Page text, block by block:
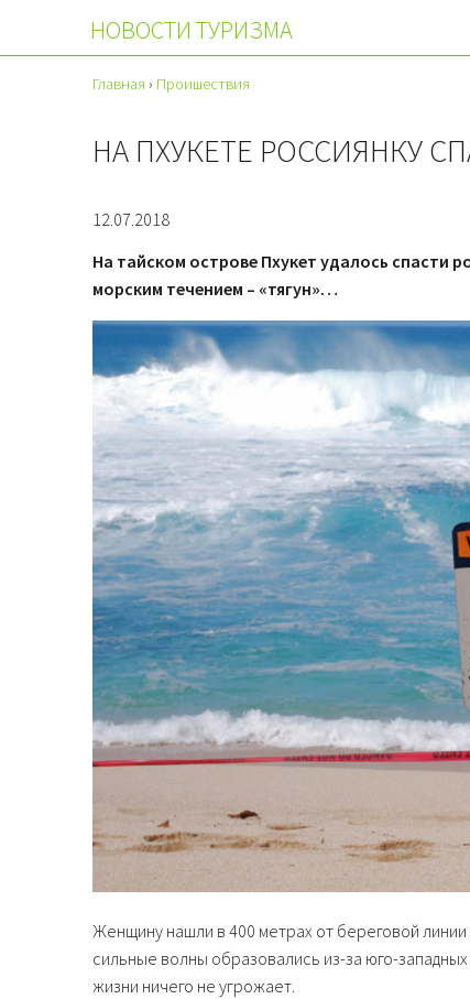
НОВОСТИ ТУРИЗМА
Главная › Проишествия
НА ПХУКЕТЕ РОССИЯНКУ
12.07.2018
На тайском острове Пхукет удалось спасти
морским течением – «тягун»…
Женщину нашли в 400 метрах от береговой линии
сильные волны образовались из-за юго-
жизни ничего не угрожает.